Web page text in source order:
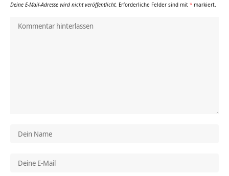
Deine E-Mail-Adresse wird nicht veröffentlicht. Erforderliche Felder sind mit * markiert.